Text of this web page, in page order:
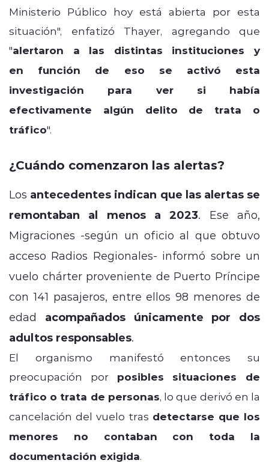
Ministerio Público hoy está abierta por esta
situación", enfatizó Thayer, agregando que
"alertaron a las distintas instituciones y
en
función de eso se activó esta
investigación para ver si había
efectivamente algún delito de trata
o
tráfico".
¿Cuándo comenzaron las alertas?
Los antecedentes indican que las alertas se
remontaban al menos a 2023. Ese año,
Migraciones -según un oficio al que obtuvo
acceso Radios Regionales- informó sobre un
vuelo chárter proveniente de Puerto Príncipe
con 141 pasajeros, entre ellos 98 menores de
edad acompañados únicamente por dos
adultos responsables.
El organismo manifestó entonces su
preocupación por posibles situaciones de
tráfico o trata de personas, lo que derivó en la
cancelación del vuelo tras detectarse que los
menores no contaban con toda la
documentación exigida.